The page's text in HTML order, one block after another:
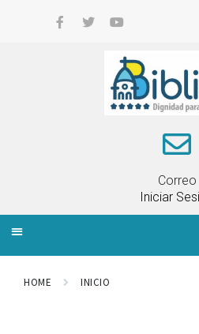
Correo
Iniciar
HOME INICIO